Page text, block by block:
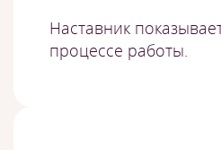
Наставник
процессе работы.